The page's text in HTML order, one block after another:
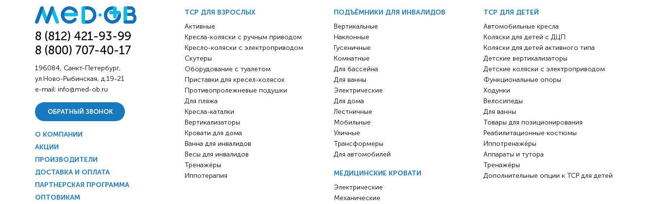
8 (812) 421-93-99
8 (800) 707-40-17
196084, Санкт-Петербург,
ул.Ново-Рыбинская, д.19-21
e-mail: info@med-ob.ru
ОБРАТНЫЙ ЗВОНОК
О КОМПАНИИ
АКЦИИ
ПРОИЗВОДИТЕЛИ
ДОСТАВКА И ОПЛАТА
ПАРТНЕРСКАЯ ПРОГРАММА
ОПТОВИКАМ
ТСР ДЛЯ ВЗРОСЛЫХ
Активные
Кресла-коляски с ручным приводом
Кресло-коляски с электроприводом
Скутеры
Оборудование с туалетом
Приставки для кресел-колясок
Противопролежневые подушки
Для пляжа
Кресла-каталки
Вертикализаторы
Кровати для дома
Ванна для инвалидов
Весы для инвалидов
Тренажёры
Иппотерапия
ПОДЪЁМНИКИ ДЛЯ ИНВАЛИДОВ
Вертикальные
Наклонные
Гусеничные
Комнатные
Для бассейна
Для ванны
Электрические
Для дома
Лестничные
Мобильные
Уличные
Трансформеры
Для автомобилей
МЕДИЦИНСКИЕ КРОВАТИ
Электрические
Механические
ТСР ДЛЯ ДЕТЕЙ
Автомобильные кресла
Коляски для детей с ДЦП
Коляски для детей активного типа
Детские вертикализаторы
Детские коляски с электроприводом
Функциональные опоры
Ходунки
Велосипеды
Для ванны
Товары для позиционирования
Реабилитационные костюмы
Иппотренажёры
Аппараты и тутора
Тренажёры
Дополнительные опции к ТСР для детей